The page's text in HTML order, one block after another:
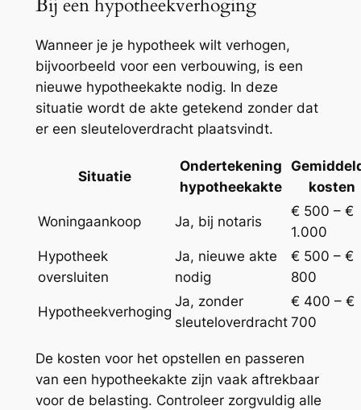
Wanneer je je hypotheek wilt verhogen,
bijvoorbeeld voor een verbouwing, is een
nieuwe hypotheekakte nodig. In deze
situatie wordt de akte getekend zonder dat
er een sleuteloverdracht plaatsvindt.
Situatie
Ondertekening
hypotheekakte
kosten
Woningaankoop Ja, bij notaris
€ 500 – €
1.000
Hypotheek
oversluiten
Ja, nieuwe akte
nodig
€ 500 – €
800
Hypotheekverhoging
Ja, zonder
sleuteloverdracht
€ 400 – €
700
De kosten voor het opstellen en passeren
van een hypotheekakte zijn vaak aftrekbaar
voor de belasting. Controleer zorgvuldig alle